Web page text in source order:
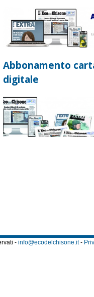
Abbonamento
digitale
- info@ecodelchisone.it-